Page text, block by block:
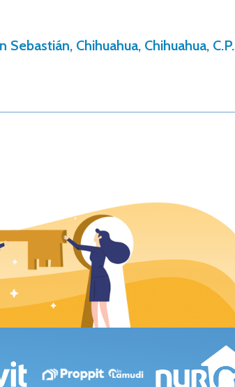
Chihuahua, Chihuahua, C.P.